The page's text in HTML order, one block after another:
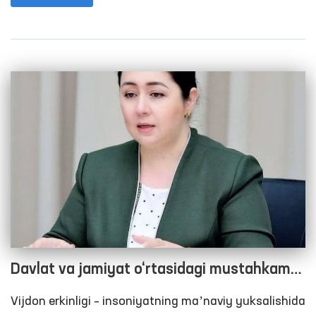
aynan ushbu siyosiy voqea bilan chambarchas
tanlagan nomzodga ovoz berishi lozim.
Davlat va jamiyat o‘rtasidagi mustahkam
ko‘prik
Vijdon erkinligi – insoniyatning maʼnaviy yuksalishida